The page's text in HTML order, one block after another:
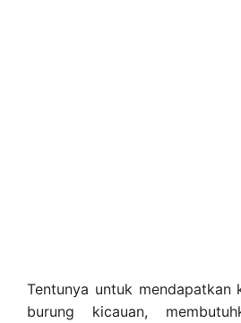
Tentunya untuk mendapatkan
burung kicauan,